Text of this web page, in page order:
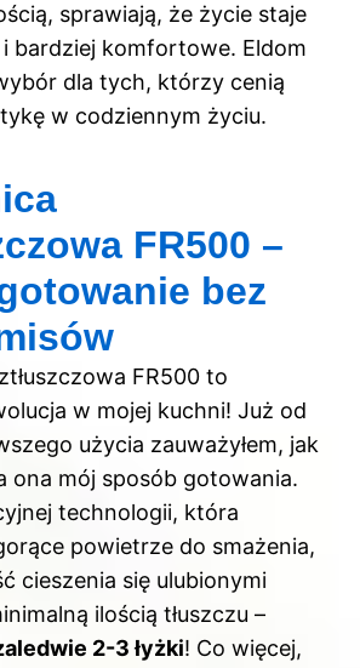
sprawiają, że życie staje
bardziej komfortowe. Eldom
dla tych, którzy cenią
w codziennym życiu.
FR500 –
bez
FR500 to
w mojej kuchni! Już od
użycia zauważyłem, jak
ona mój sposób gotowania.
technologii, która
powietrze do smażenia,
cieszenia się ulubionymi
ilością tłuszczu –
2-3 łyżki! Co więcej,